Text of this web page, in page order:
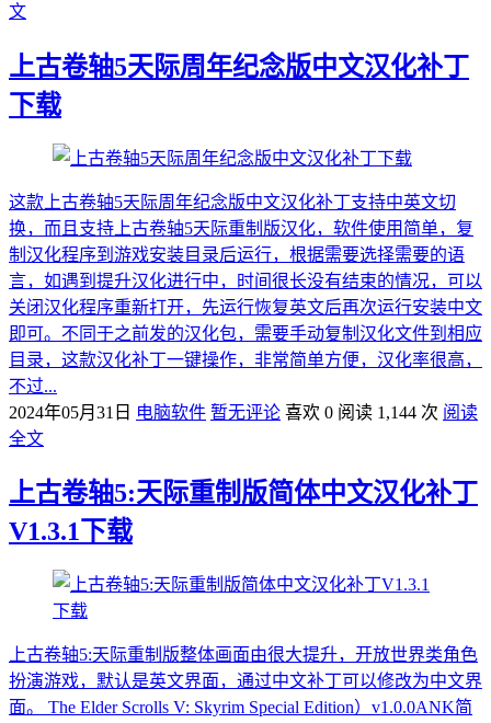
文
上古卷轴5天际周年纪念版中文汉化补丁
下载
这款上古卷轴5天际周年纪念版中文汉化补丁支持中英文切
换，而且支持上古卷轴5天际重制版汉化，软件使用简单，复
制汉化程序到游戏安装目录后运行，根据需要选择需要的语
言，如遇到提升汉化进行中，时间很长没有结束的情况，可以
关闭汉化程序重新打开，先运行恢复英文后再次运行安装中文
即可。不同于之前发的汉化包，需要手动复制汉化文件到相应
目录，这款汉化补丁一键操作，非常简单方便，汉化率很高，
不过...
2024年05月31日 电脑软件 暂无评论 喜欢 0 阅读 1,144 次 阅读
全文
上古卷轴5:天际重制版简体中文汉化补丁
V1.3.1下载
上古卷轴5:天际重制版整体画面由很大提升，开放世界类角色
扮演游戏，默认是英文界面，通过中文补丁可以修改为中文界
面。 The Elder Scrolls V: Skyrim Special Edition）v1.0.0ANK简